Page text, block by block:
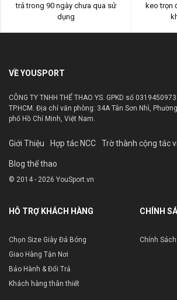
trả trong 90 ngày chưa qua sử
dụng
keo trọn
VỀ YOUSPORT
CÔNG TY TNHH THỂ THAO YS. GPKD số
TP.HCM. Địa chỉ văn phòng: 34A Tân Sơn Nhì,
phố Hồ Chí Minh, Việt Nam.
Giới Thiệu Hợp tác NCC Trờ thành cộng tác
Blog thể thao
© 2014 - 2026 YouSport.vn
HỖ TRỢ KHÁCH HÀNG
Chọn Size Giày Đá Bóng
Giao Hàng Tận Nơi
Bảo Hành & Đổi Trả
Khách hàng thân thiết
CHÍNH
Chính